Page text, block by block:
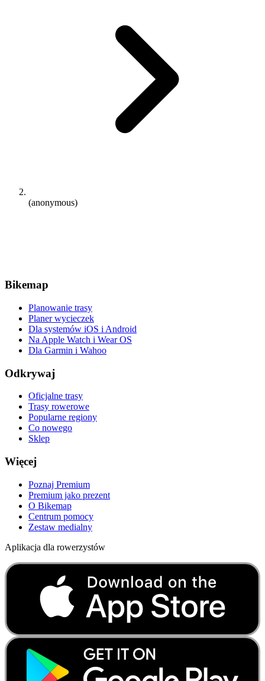
(anonymous)
Bikemap
Planowanie trasy
Planer wycieczek
Dla systemów iOS i Android
Na Apple Watch i Wear OS
Dla Garmin i Wahoo
Odkrywaj
Oficjalne trasy
Trasy rowerowe
Popularne regiony
Co nowego
Sklep
Więcej
Poznaj Premium
Premium jako prezent
O Bikemap
Centrum pomocy
Zestaw medialny
Aplikacja dla rowerzystów